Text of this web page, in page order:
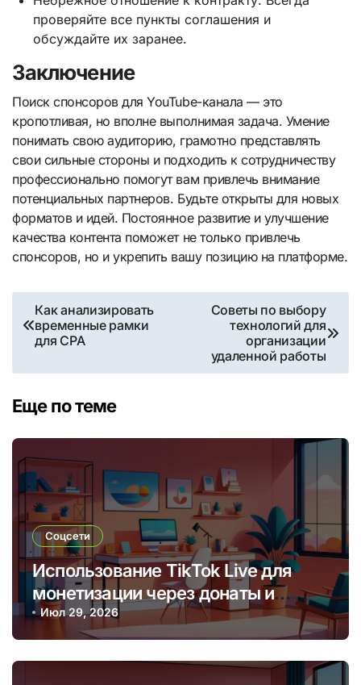
проверяйте все пункты соглашения и
обсуждайте их заранее.
Заключение
Поиск спонсоров для YouTube-канала — это
кропотливая, но вполне выполнимая задача. Умение
понимать свою аудиторию, грамотно представлять
свои сильные стороны и подходить к сотрудничеству
профессионально помогут вам привлечь внимание
потенциальных партнеров. Будьте открыты для новых
форматов и идей. Постоянное развитие и улучшение
качества контента поможет не только привлечь
спонсоров, но и укрепить вашу позицию на платформе.
Навигация
по
Как анализировать
временные рамки
для CPA
Советы по выбору
технологий для
организации
удаленной работы
Еще по теме
Соцсети
Использование TikTok Live для
монетизации через донаты и
платные подписки
Июл 29, 2026